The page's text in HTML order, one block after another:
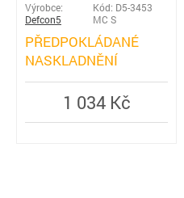
Výrobce:
Defcon5
Kód: D5-3453
MC S
PŘEDPOKLÁDANÉ
NASKLADNĚNÍ
1 034 Kč